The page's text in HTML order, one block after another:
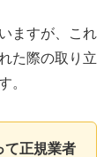
ますが、これ
た際の取り立
。
て正規業者